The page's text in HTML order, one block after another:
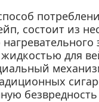
состоит из
для